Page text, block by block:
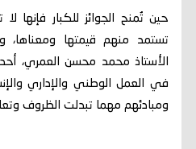
حين تُمنح الجوائز للكبار فإنها
تستمد منهم قيمتها
الأستاذ محمد محسن العمري، أحد
في العمل الوطني والإداري
ومبادئهم مهما تبدلت الظروف